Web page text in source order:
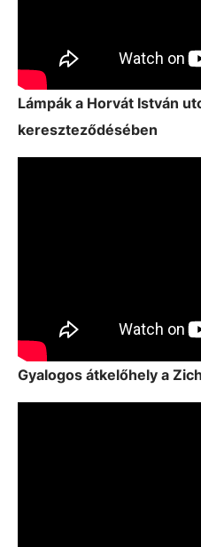
Lámpák a Horvát István
kereszteződésében
Gyalogos átkelőhely a